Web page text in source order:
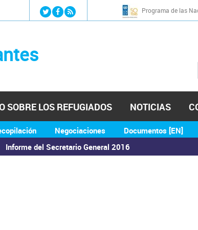
Jump to navigation Programa de las
Informe del Secretario General 2016
Negociaciones Documentos [EN]
SOBRE LOS REFUGIADOS NOTICIAS